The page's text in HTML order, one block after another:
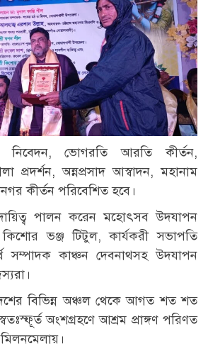
নিবেদন, ভোগরতি আরতি কীর্তন,
প্রদর্শন, অন্নপ্রসাদ আস্বাদন, মহানাম
কীর্তন পরিবেশিত হবে।
দায়িত্ব পালন করেন মহোৎসব উদযাপন
ভঞ্জ টিটুল, কার্যকরী সভাপতি
সম্পাদক কাঞ্চন দেবনাথসহ উদযাপন
বিভিন্ন অঞ্চল থেকে আগত শত শত
অংশগ্রহণে আশ্রম প্রাঙ্গণ পরিণত